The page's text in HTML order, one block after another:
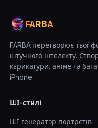
FARBA
FARBA перетворює твої
штучного інтелекту.
карикатури, аніме та
iPhone.
ШІ-стилі
ШІ генератор портретів